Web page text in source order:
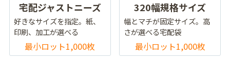
宅配ジャストニーズ
好きなサイズを指定。紙、
印刷、加工が選べる
最小ロット1,000枚
320幅規格サイズ
幅とマチが固定サイズ。高
さが選べる宅配袋
最小ロット1,000枚